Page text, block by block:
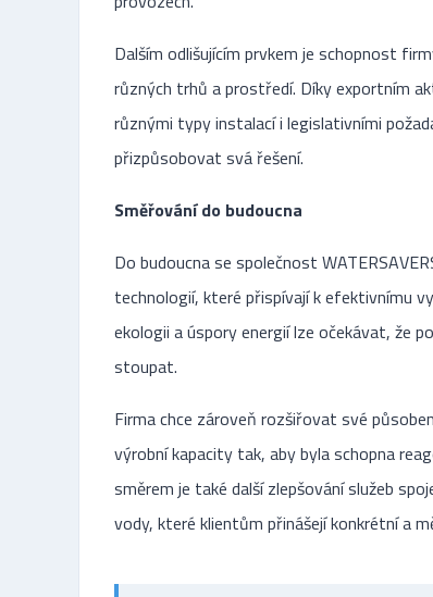
Dalším odlišujícím prvkem je schopnost
různých trhů a prostředí. Díky exportním
různými typy instalací i legislativními
přizpůsobovat svá řešení.
Směřování do budoucna
Do budoucna se společnost
technologií, které přispívají k efektivnímu
ekologii a úspory energií lze očekávat, že
stoupat.
Firma chce zároveň rozšiřovat své
výrobní kapacity tak, aby byla schopna
směrem je také další zlepšování služeb
vody, které klientům přinášejí konkrétní a